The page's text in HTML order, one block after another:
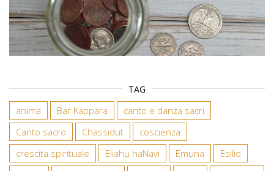
TAG
anima Bar Kappara
canto e danza sacri
Canto sacro
Chassidut
coscienza
crescita spirituale
Eliahu haNavi Emuna
Esilio